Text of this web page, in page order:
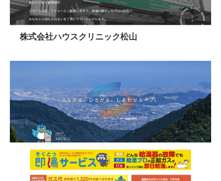
株式会社ハウスクリニック松山